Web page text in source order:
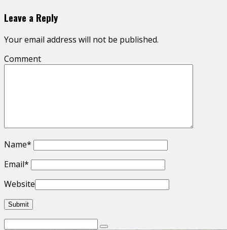
Leave a Reply
Your email address will not be published.
Comment
Name*
Email*
Website